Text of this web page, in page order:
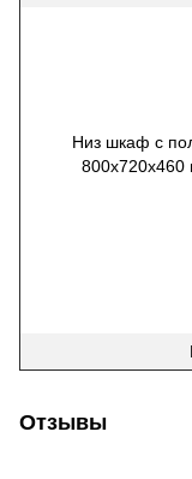
Низ шкаф с
800х720х460
Отзывы